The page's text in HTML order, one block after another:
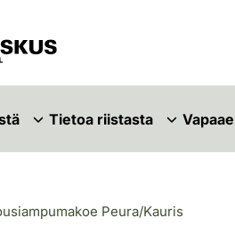
Tietoa riistasta
Peura/Kauris